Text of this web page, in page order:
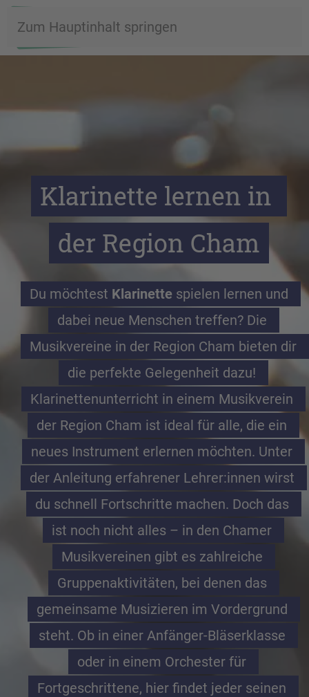
Zum Hauptinhalt springen
Klarinette lernen in
der Region Cham
Du möchtest Klarinette spielen lernen und
dabei neue Menschen treffen? Die
Musikvereine in der Region Cham bieten dir
die perfekte Gelegenheit dazu!
Klarinettenunterricht in einem Musikverein
der Region Cham ist ideal für alle, die ein
neues Instrument erlernen möchten. Unter
der Anleitung erfahrener Lehrer:innen wirst
du schnell Fortschritte machen. Doch das
ist noch nicht alles – in den Chamer
Musikvereinen gibt es zahlreiche
Gruppenaktivitäten, bei denen das
gemeinsame Musizieren im Vordergrund
steht. Ob in einer Anfänger-Bläserklasse
oder in einem Orchester für
Fortgeschrittene, hier findet jeder seinen